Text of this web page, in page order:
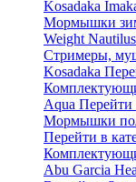
Kosadaka
Мормышки
Weight Nautilus
Стримеры,
Kosadaka
Aqua Перейти
Мормышки
Перейти в
Abu Garcia